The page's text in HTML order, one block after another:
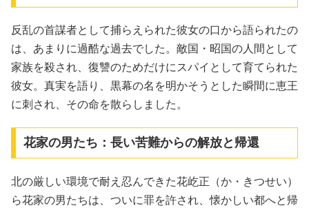
反乱の首謀者として捕らえられた彼女の口から語られたの
は、あまりに過酷な過去でした。敵国・昭国の人間として
家族を殺され、復讐のためだけにスパイとして育てられた
彼女。真実を語り、黒幕の名を明かそうとした瞬間に恵王
に刺され、その命を散らしました。
花家の男たち：長い苦難からの解放と帰還
北の厳しい環境で耐え忍んできた花屹正（か・きつせい）
ら花家の男たちは、ついに罪を許され、懐かしい都へと帰